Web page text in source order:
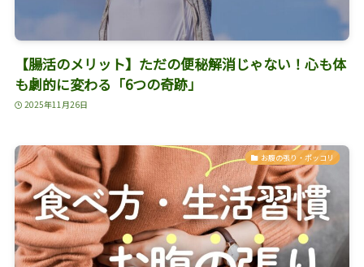
【腸活のメリット】ただの便秘解消じゃない！心も体
も劇的に変わる「6つの奇跡」
2025年11月26日
お腹の張り・ポッコリ